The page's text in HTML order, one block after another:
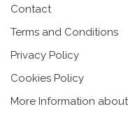
Contact
Terms and Conditions
Privacy Policy
Cookies Policy
More Information